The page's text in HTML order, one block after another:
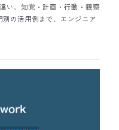
い、知覚・計画・行動・観察
の活用例まで、エンジニア